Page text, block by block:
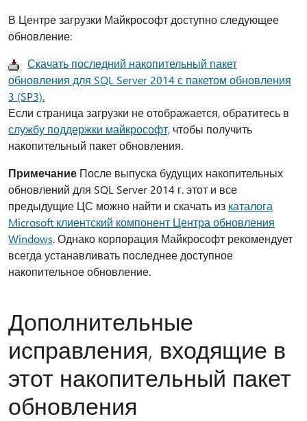
В Центре загрузки Майкрософт доступно следующее
обновление:
Скачать последний накопительный пакет
обновления для SQL Server 2014 с пакетом обновления
3 (SP3).
Если страница загрузки не отображается, обратитесь в
службу поддержки майкрософт, чтобы получить
накопительный пакет обновления.
Примечание После выпуска будущих накопительных
обновлений для SQL Server 2014 г. этот и все
предыдущие ЦС можно найти и скачать из каталога
Microsoft клиентский компонент Центра обновления
Windows. Однако корпорация Майкрософт рекомендует
всегда устанавливать последнее доступное
накопительное обновление.
Дополнительные
исправления, входящие в
этот накопительный пакет
обновления